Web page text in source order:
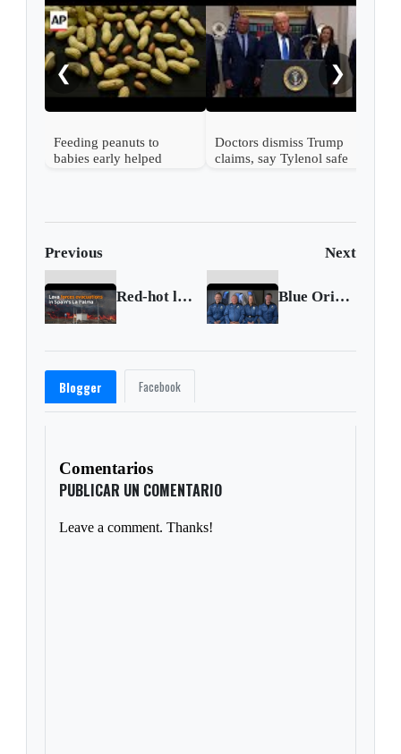
❮
Feeding peanuts to
babies early helped
Doctors dismiss Trump
claims, say Tylenol safe
❯
Previous Next
Red-hot lava forces evacuations in Spain's La Palma Blue Origin ready for liftoff with William Shatner
Blogger Facebook
Comentarios
PUBLICAR UN COMENTARIO
Leave a comment. Thanks!